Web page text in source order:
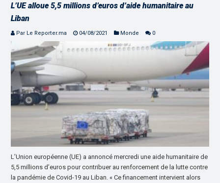
L’UE alloue 5,5 millions d’euros d’aide humanitaire au
Liban
Par Le Reporter.ma 04/08/2021 Monde 0
L’Union européenne (UE) a annoncé mercredi une aide humanitaire de
5,5 millions d’euros pour contribuer au renforcement de la lutte contre
la pandémie de Covid-19 au Liban. « Ce financement intervient alors